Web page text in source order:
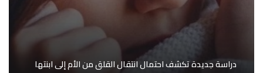
دراسة جديدة تكشف احتمال انتقال القلق من الأم إلى ابنتها